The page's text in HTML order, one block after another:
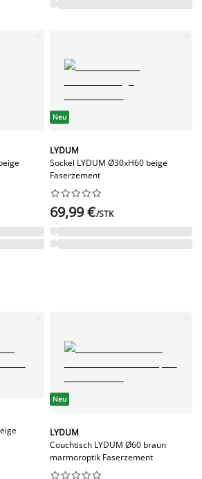
Neu
LYDUM
Sockel LYDUM Ø30xH60 beige
Faserzement






69,99 €/STK
Neu
LYDUM
Couchtisch LYDUM Ø60 braun
marmoroptik Faserzement





